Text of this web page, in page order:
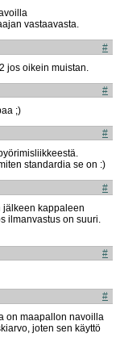
vastaavasta.
#
jos oikein muistan.
#
;)
#
standardia se on :)
#
jälkeen kappaleen
ilmanvastus on suuri.
#
#
on maapallon navoilla
joten sen käyttö